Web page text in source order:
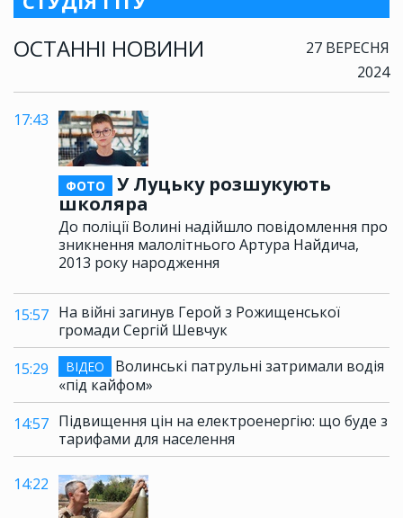
ОСТАННІ НОВИНИ
27 ВЕРЕСНЯ
2024
17:43
ФОТО
У Луцьку розшукують
школяра
До поліції Волині надійшло повідомлення про
зникнення малолітнього Артура Найдича,
2013 року народження
15:57 На війні загинув Герой з Рожищенської
громади Сергій Шевчук
15:29
ВІДЕО
Волинські патрульні затримали водія
«під кайфом»
14:57 Підвищення цін на електроенергію: що буде з
тарифами для населення
14:22